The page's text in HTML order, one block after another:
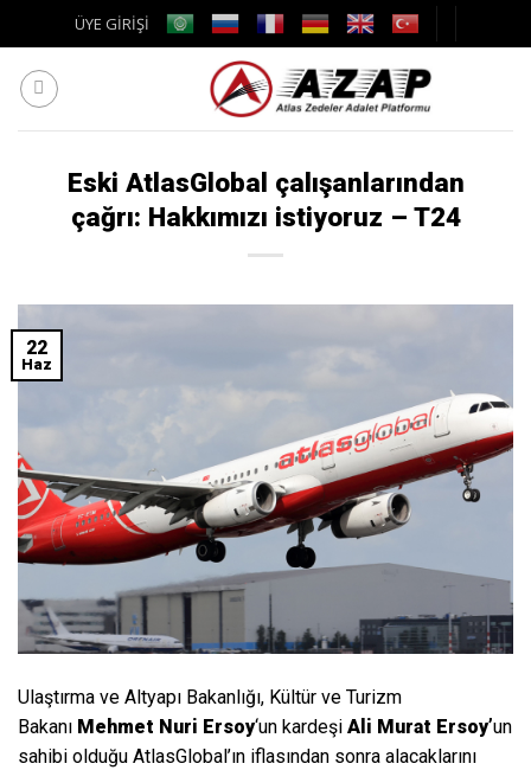
to
content
ÜYE GİRİŞİ
Eski AtlasGlobal çalışanlarından
çağrı: Hakkımızı istiyoruz – T24
22
Haz
Ulaştırma ve Altyapı Bakanlığı, Kültür ve Turizm
Bakanı Mehmet Nuri Ersoy‘un kardeşi Ali Murat Ersoy’un
sahibi olduğu AtlasGlobal’ın iflasından sonra alacaklarını